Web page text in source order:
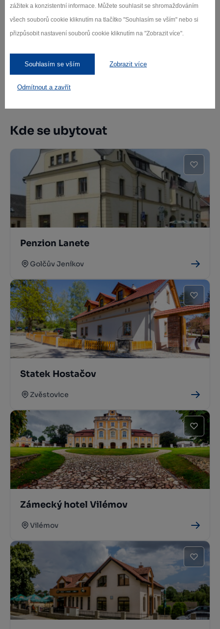
zážitek a konzistentní informace. Můžete souhlasit se shromažďováním
všech souborů cookie kliknutím na tlačítko "Souhlasím se vším" nebo si
přizpůsobit nastavení souborů cookie kliknutím na "Zobrazit více".
Souhlasím se vším Zobrazit více
Odmítnout a zavřít
Panský dům
Další stravovací zařízení
Kde se ubytovat
Penzion Lanete
Golčův Jeníkov
Statek Hostačov
Zvěstovice
Zámecký hotel Vilémov
Vilémov